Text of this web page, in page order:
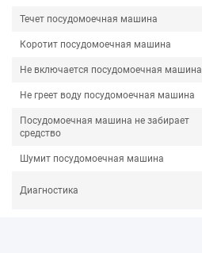
Течет посудомоечная машина
Коротит посудомоечная машина
Не включается посудомоечная машина
Не греет воду посудомоечная машина
Посудомоечная машина не забирает
средство
Шумит посудомоечная машина
Диагностика